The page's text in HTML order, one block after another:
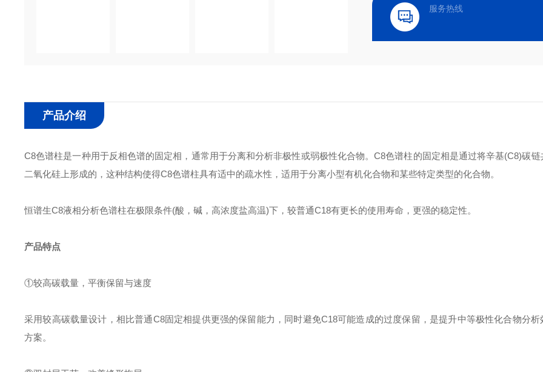
服务热线
产品介绍
C8色谱柱是一种用于反相色谱的固定相，通常用于分离和分析非极性或弱极性化合物。C8色谱柱的固定相是通过将辛基(C8)碳链
二氧化硅上形成的，这种结构使得C8色谱柱具有适中的疏水性，适用于分离小型有机化合物和某些特定类型的化合物。
恒谱生C8液相分析色谱柱在极限条件(酸，碱，高浓度盐高温)下，较普通C18有更长的使用寿命，更强的稳定性。
产品特点
①较高碳载量，平衡保留与速度
采用较高碳载量设计，相比普通C8固定相提供更强的保留能力，同时避免C18可能造成的过度保留，是提升中等极性化合物分析
方案。